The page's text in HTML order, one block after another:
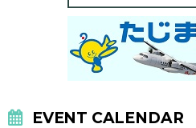
EVENT CALENDAR